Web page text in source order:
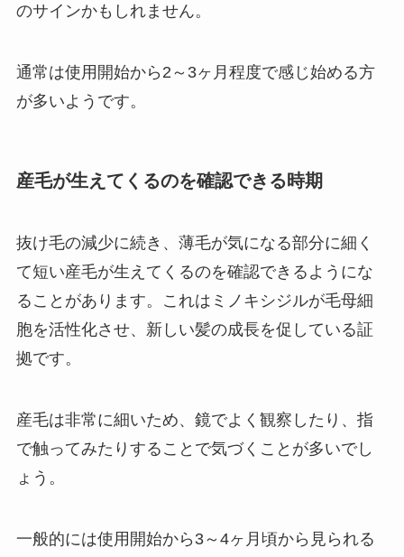
のサインかもしれません。
通常は使用開始から2～3ヶ月程度で感じ始める方
が多いようです。
産毛が生えてくるのを確認できる時期
抜け毛の減少に続き、薄毛が気になる部分に細く
て短い産毛が生えてくるのを確認できるようにな
ることがあります。これはミノキシジルが毛母細
胞を活性化させ、新しい髪の成長を促している証
拠です。
産毛は非常に細いため、鏡でよく観察したり、指
で触ってみたりすることで気づくことが多いでし
ょう。
一般的には使用開始から3～4ヶ月頃から見られる